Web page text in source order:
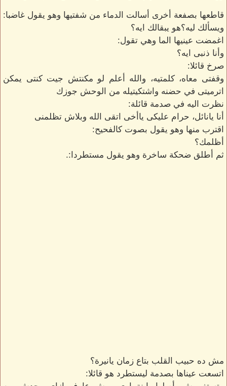
قاطعها بصفعة أخرى أسالت الدماء من شفتيها وهو يقول غاضبا:
ويسألك ليه؟هو يبقالك ايه؟
اغمضت عينيها الما وهي تقول:
وأنا ذنبى ايه؟
صرخ قائلا:
وقفتى معاه، كلمتيه، والله أعلم لو مكنتش جيت كنتى يمكن
اترميتى في حضنه واشتكيتيله من الوحش جوزك
نظرت اليه في صدمة قائلة:
أنا يانائل، حرام عليكى ياأخى اتقى الله وبلاش تظلمنى
اقترب منها وهو يقول بصوت كالفحيح:
أظلمك؟
ثم أطلق ضحكة ساخرة وهو يقول مستطردا:.
مش ده حبيب القلب بتاع زمان يانيرة؟
اتسعت عيناها بصدمة ليستطرد هو قائلا: